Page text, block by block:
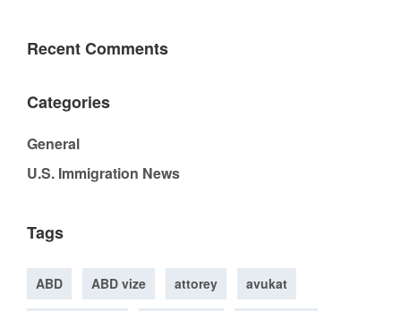
Recent Comments
Categories
General
U.S. Immigration News
Tags
ABD ABD vize attorey avukat